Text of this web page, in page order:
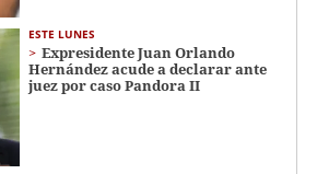
ESTE LUNES
Expresidente Juan Orlando
Hernández acude a declarar ante
juez por caso Pandora II